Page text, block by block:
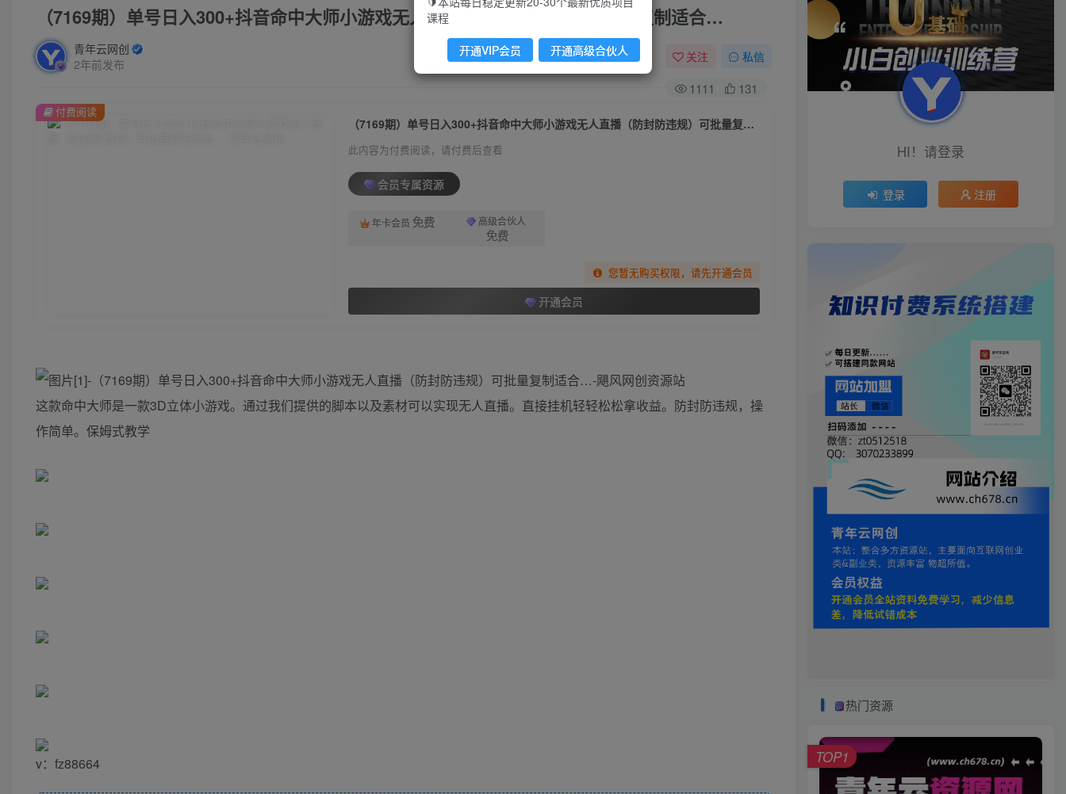
（7169期）单号日入300+抖音命中大师小游戏无人直播（防封防违规）可批量复制适合…
青年云网创
2年前发布
关注 私信
1111 131
（7169期）单号日入300+抖音命中大师小游戏无人直播（防封防违规）可批量复制适合…
此内容为付费阅读，请付费后查看
会员专属资源
年卡会员 免费 高级合伙人
免费
您暂无购买权限，请先开通会员
开通会员
付费阅读
这款命中大师是一款3D立体小游戏。通过我们提供的脚本以及素材可以实现无人直播。直接挂机轻轻松松拿收益。防封防违规，操
作简单。保姆式教学
v：fz88664
HI！请登录
登录 注册
热门资源
TOP1
课程
开通VIP会员 开通高级合伙人